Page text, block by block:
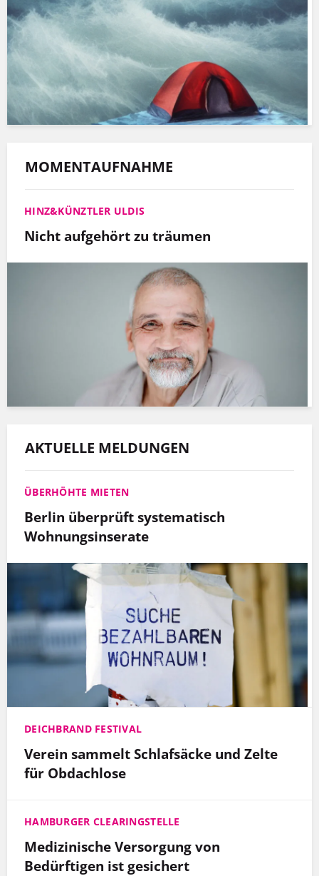
MOMENTAUFNAHME
HINZ&KÜNZTLER ULDIS
Nicht aufgehört zu träumen
AKTUELLE MELDUNGEN
ÜBERHÖHTE MIETEN
Berlin überprüft systematisch
Wohnungsinserate
DEICHBRAND FESTIVAL
Verein sammelt Schlafsäcke und Zelte
für Obdachlose
HAMBURGER CLEARINGSTELLE
Medizinische Versorgung von
Bedürftigen ist gesichert